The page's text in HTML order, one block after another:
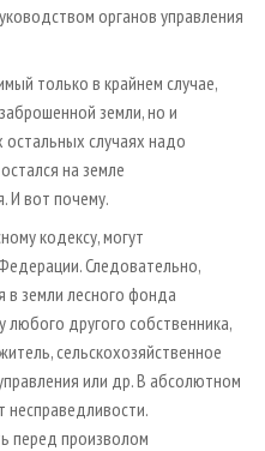
органов управления
только в крайнем случае,
земли, но и
случаях надо
на земле
И вот почему.
кодексу, могут
Следовательно,
в земли лесного фонда
любого другого собственника,
сельскохозяйственное
или др. В абсолютном
несправедливости.
перед произволом